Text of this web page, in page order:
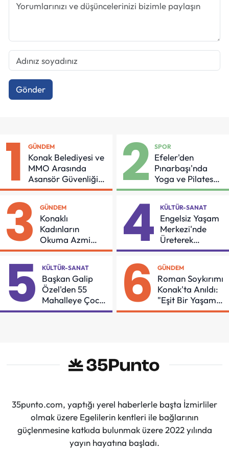
Gönder
1 GÜNDEM
Konak Belediyesi ve
MMO Arasında
Asansör Güvenliği
İçin Önemli Protokol
2 SPOR
Efeler'den
Pınarbaşı'nda
Yoga ve Pilates
Buluşması
3 GÜNDEM
Konaklı
Kadınların
Okuma Azmi
Örnek Oldu
4 KÜLTÜR-SANAT
Engelsiz Yaşam
Merkezi'nde
Üreterek
Güçleniyorlar
5 KÜLTÜR-SANAT
Başkan Galip
Özel'den 55
Mahalleye Çocuk
Şenliği
6 GÜNDEM
Roman Soykırımı
Konak'ta Anıldı:
"Eşit Bir Yaşam
İçin Mücadeleyi
35punto.com, yaptığı yerel haberlerle başta İzmirliler
olmak üzere Egelilerin kentleri ile bağlarının
güçlenmesine katkıda bulunmak üzere 2022 yılında
yayın hayatına başladı.